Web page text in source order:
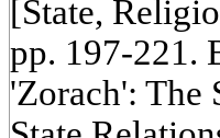
[State,
pp. 197-221.
'Zorach': The